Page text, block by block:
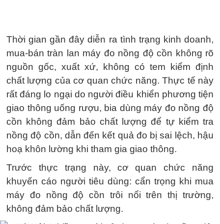
Thời gian gần đây diễn ra tình trạng kinh doanh,
mua-bán tràn lan máy đo nồng độ cồn không rõ
nguồn gốc, xuất xứ, không có tem kiểm định
chất lượng của cơ quan chức năng. Thực tế này
rất đáng lo ngại do người điều khiển phương tiện
giao thông uống rượu, bia dùng máy đo nồng độ
cồn không đảm bảo chất lượng để tự kiểm tra
nồng độ cồn, dẫn đến kết quả đo bị sai lệch, hậu
hoạ khôn lường khi tham gia giao thông.
Trước thực trạng này, cơ quan chức năng
khuyến cáo người tiêu dùng: cẩn trọng khi mua
máy đo nồng độ cồn trôi nổi trên thị trường,
không đảm bảo chất lượng.